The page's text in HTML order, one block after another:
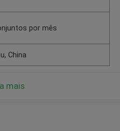
por mês
China
mais